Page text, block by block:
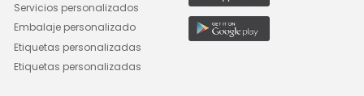
Servicios personalizados
Embalaje personalizado
Etiquetas personalizadas
Etiquetas personalizadas